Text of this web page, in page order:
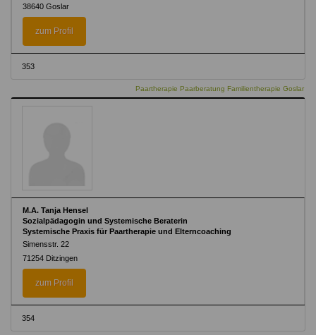
38640 Goslar
zum Profil
353
Paartherapie Paarberatung Familientherapie Goslar
M.A. Tanja Hensel
Sozialpädagogin und Systemische Beraterin
Systemische Praxis für Paartherapie und Elterncoaching
Simensstr. 22
71254 Ditzingen
zum Profil
354